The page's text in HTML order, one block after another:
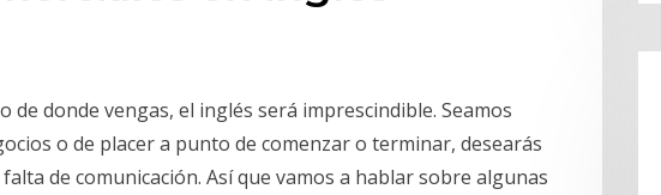
de donde vengas, el inglés será imprescindible. Seamos
o de placer a punto de comenzar o terminar, desearás
de comunicación. Así que vamos a hablar sobre algunas